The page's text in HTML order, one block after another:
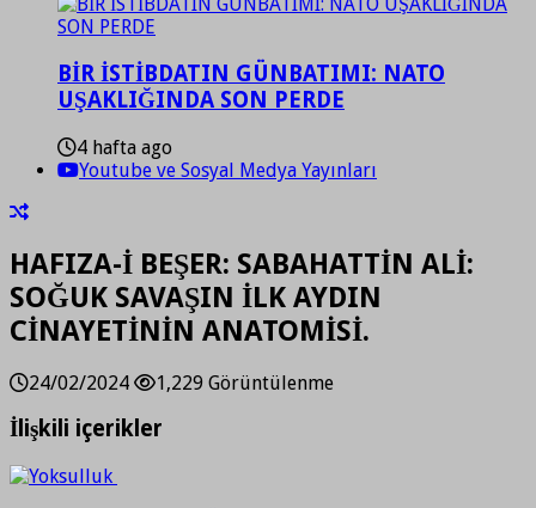
BİR İSTİBDATIN GÜNBATIMI: NATO
UŞAKLIĞINDA SON PERDE
4 hafta ago
Youtube ve Sosyal Medya Yayınları
HAFIZA-İ BEŞER: SABAHATTİN ALİ:
SOĞUK SAVAŞIN İLK AYDIN
CİNAYETİNİN ANATOMİSİ.
24/02/2024 1,229 Görüntülenme
İlişkili içerikler